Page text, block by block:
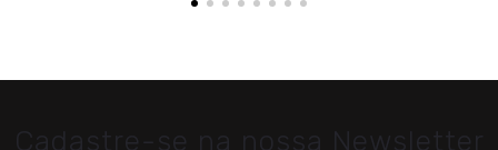
Cadastre-se na nossa Newsletter